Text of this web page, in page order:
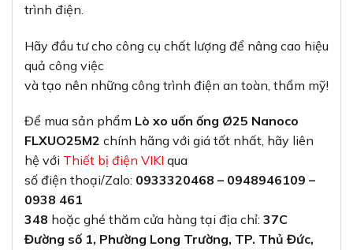
trình điện.
Hãy đầu tư cho công cụ chất lượng để nâng cao hiệu
quả công việc
và tạo nên những công trình điện an toàn, thẩm mỹ!
Để mua sản phẩm Lò xo uốn ống Ø25 Nanoco
FLXUO25M2 chính hãng với giá tốt nhất, hãy liên
hệ với Thiết bị điện VIKI qua
số điện thoại/Zalo: 0933320468 – 0948946109 –
0938 461
348 hoặc ghé thăm cửa hàng tại địa chỉ: 37C
Đường số 1, Phường Long Trường, TP. Thủ Đức,